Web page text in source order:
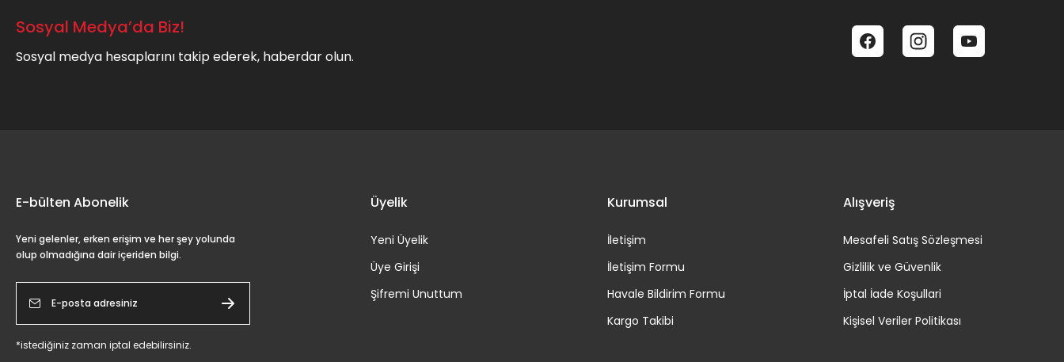
Sosyal Medya’da Biz!
Sosyal medya hesaplarını takip ederek, haberdar olun.
E-bülten Abonelik
Yeni gelenler, erken erişim ve her şey yolunda
olup olmadığına dair içeriden bilgi.
*istediğiniz zaman iptal edebilirsiniz.
Üyelik
Yeni Üyelik
Üye Girişi
Şifremi Unuttum
Kurumsal
İletişim
İletişim Formu
Havale Bildirim Formu
Kargo Takibi
Alışveriş
Mesafeli Satış Sözleşmesi
Gizlilik ve Güvenlik
İptal İade Koşullari
Kişisel Veriler Politikası